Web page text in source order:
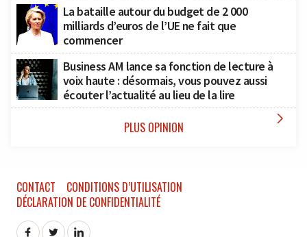
La bataille autour du budget de 2 000
milliards d’euros de l’UE ne fait que
commencer
Business AM lance sa fonction de lecture à
voix haute : désormais, vous pouvez aussi
écouter l’actualité au lieu de la lire
PLUS OPINION 
CONTACT
CONDITIONS D’UTILISATION
DÉCLARATION DE CONFIDENTIALITÉ